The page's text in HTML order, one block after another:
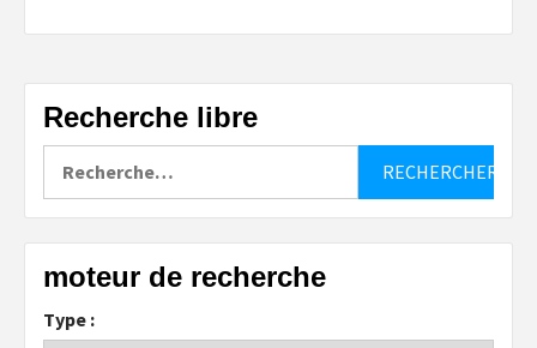
Recherche libre
moteur de recherche
Type :